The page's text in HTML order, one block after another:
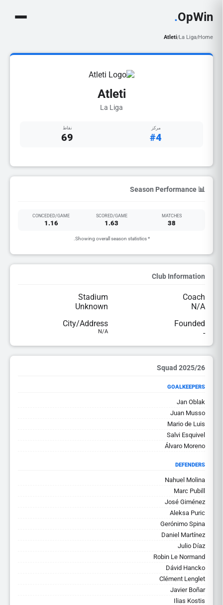
OpWin
.
Home
/
La Liga
/
Atleti
Atleti
La Liga
مركز
#4
نقاط
69
📊 Season Performance
MATCHES
38
SCORED/GAME
1.63
CONCEDED/GAME
1.16
* Showing overall season statistics.
Club Information
Coach
N/A
Stadium
Unknown
Founded
-
City/Address
N/A
2025/26 Squad
GOALKEEPERS
Jan Oblak
Juan Musso
Mario de Luis
Salvi Esquivel
Álvaro Moreno
DEFENDERS
Nahuel Molina
Marc Pubill
José Giménez
Aleksa Puric
Gerónimo Spina
Daniel Martínez
Julio Díaz
Robin Le Normand
Dávid Hancko
Clément Lenglet
Javier Boñar
Ilias Kostis